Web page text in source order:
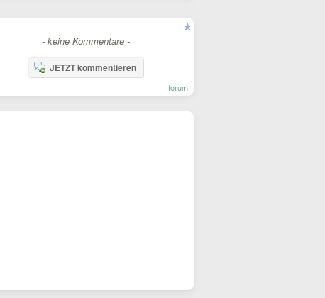
- keine Kommentare -
JETZT kommentieren
forum